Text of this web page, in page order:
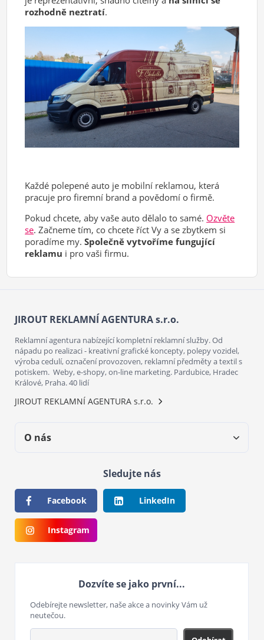
rozhodně neztratí.
Každé polepené auto je mobilní reklamou, která
pracuje pro firemní brand a povědomí o firmě.
Pokud chcete, aby vaše auto dělalo to samé. Ozvěte
se. Začneme tím, co chcete říct Vy a se zbytkem si
poradíme my.Společně vytvoříme fungující
reklamu i pro vaši firmu.
JIROUT REKLAMNÍ AGENTURA s.r.o.
Reklamní agentura nabízející kompletní reklamní služby. Od
nápadu po realizaci - kreativní grafické koncepty, polepy vozidel,
výroba cedulí, označení provozoven, reklamní předměty a textil s
potiskem. Weby, e-shopy, on-line marketing. Pardubice, Hradec
Králové, Praha. 40 lidí
JIROUT REKLAMNÍ AGENTURA s.r.o.
O nás
Sledujte nás
Facebook LinkedIn
Instagram
Dozvíte se jako první...
Odebírejte newsletter, naše akce a novinky Vám už
neutečou.